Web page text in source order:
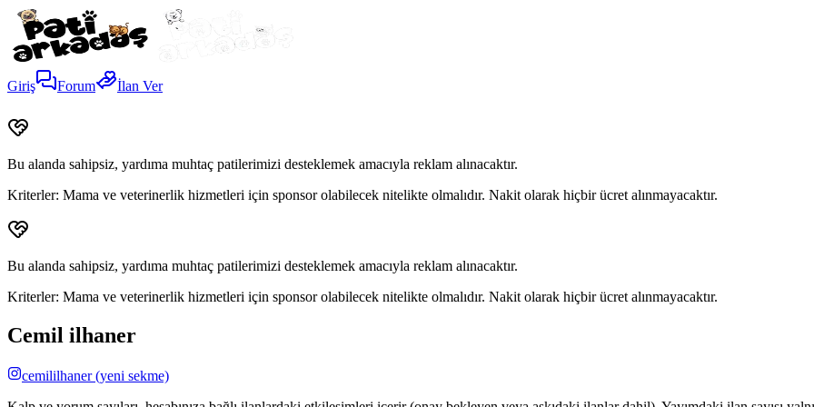
Giriş Forum İlan Ver
Bu alanda sahipsiz, yardıma muhtaç patilerimizi desteklemek amacıyla reklam alınacaktır.
Kriterler: Mama ve veterinerlik hizmetleri için sponsor olabilecek nitelikte olmalıdır. Nakit olarak hiçbir ücret alınmayacaktır.
Bu alanda sahipsiz, yardıma muhtaç patilerimizi desteklemek amacıyla reklam alınacaktır.
Kriterler: Mama ve veterinerlik hizmetleri için sponsor olabilecek nitelikte olmalıdır. Nakit olarak hiçbir ücret alınmayacaktır.
Cemil ilhaner
cemililhaner(yeni sekme)